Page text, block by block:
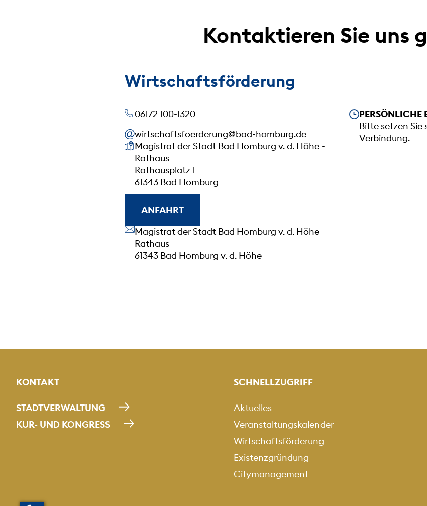
Kontaktieren Sie uns
Wirtschaftsförderung
06172 100-1320
wirtschaftsfoerderung@bad-homburg.de
Unsere Anschrift
Magistrat der Stadt Bad Homburg v. d. Höhe -
Rathaus
Rathausplatz 1
61343 Bad Homburg
ANFAHRT
Unsere Anschrift
Magistrat der Stadt Bad Homburg v. d. Höhe -
Rathaus
61343 Bad Homburg v. d. Höhe
Unsere
PERSÖNLICHE
Bitte setzen
Verbindung.
KONTAKT
STADTVERWALTUNG
KUR- UND KONGRESS
SCHNELLZUGRIFF
Aktuelles
Veranstaltungskalender
Wirtschaftsförderung
Existenzgründung
Citymanagement